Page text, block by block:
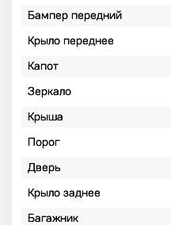
Бампер передний
Крыло переднее
Капот
Зеркало
Крыша
Порог
Дверь
Крыло заднее
Багажник